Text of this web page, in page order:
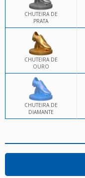
CHUTEIRA DE
PRATA
CHUTEIRA DE
OURO
CHUTEIRA DE
DIAMANTE